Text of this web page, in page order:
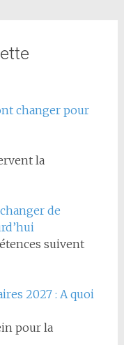
changer pour
la
de
suivent
2027 : A quoi
pour la